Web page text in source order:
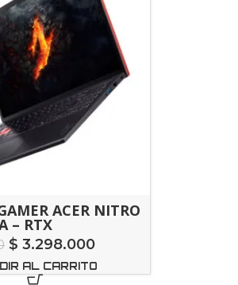
ACER NITRO
– RTX
$ 3.298.000
AL CARRITO